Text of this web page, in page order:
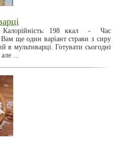
Калорійність: 198 ккал - Час
ще один варіант страви з сиру
в мультиварці. Готувати сьогодні
...